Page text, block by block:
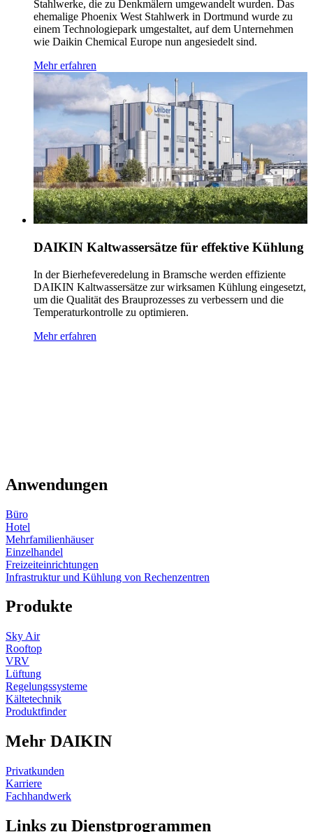
Stahlwerke, die zu Denkmälern umgewandelt wurden. Das
ehemalige Phoenix West Stahlwerk in Dortmund wurde zu
einem Technologiepark umgestaltet, auf dem Unternehmen
wie Daikin Chemical Europe nun angesiedelt sind.
Mehr erfahren
DAIKIN Kaltwassersätze für effektive Kühlung
In der Bierhefeveredelung in Bramsche werden effiziente
DAIKIN Kaltwassersätze zur wirksamen Kühlung eingesetzt,
um die Qualität des Brauprozesses zu verbessern und die
Temperaturkontrolle zu optimieren.
Mehr erfahren
Anwendungen
Büro
Hotel
Mehrfamilienhäuser
Einzelhandel
Freizeiteinrichtungen
Infrastruktur und Kühlung von Rechenzentren
Produkte
Sky Air
Rooftop
VRV
Lüftung
Regelungssysteme
Kältetechnik
Produktfinder
Mehr DAIKIN
Privatkunden
Karriere
Fachhandwerk
Links zu Dienstprogrammen